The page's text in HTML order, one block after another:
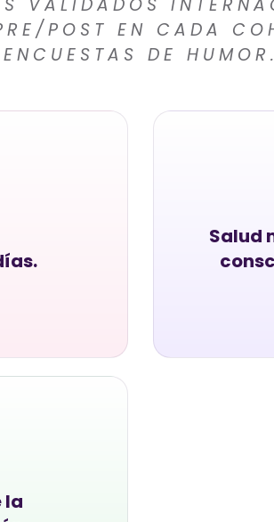
POST EN CADA
ENCUESTAS DE HUMOR.
Salud
la